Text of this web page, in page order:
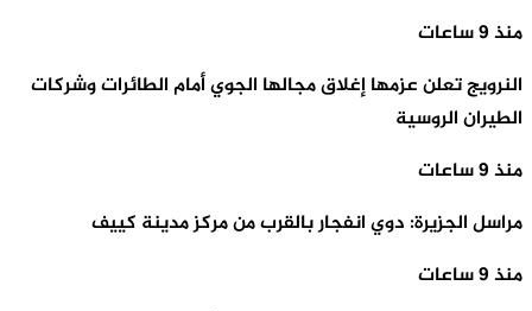
منذ 9 ساعات
النرويج تعلن عزمها إغلاق مجالها الجوي أمام الطائرات وشركات
الطيران الروسية
منذ 9 ساعات
مراسل الجزيرة: دوي انفجار بالقرب من مركز مدينة كييف
منذ 9 ساعات